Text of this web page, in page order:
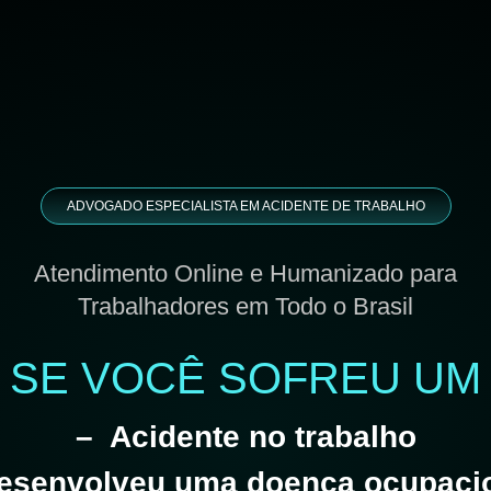
ADVOGADO ESPECIALISTA EM ACIDENTE DE TRABALHO
Atendimento Online e Humanizado para
Trabalhadores em Todo o Brasil
SE VOCÊ SOFREU UM
– Acidente no trabalho
uma doença